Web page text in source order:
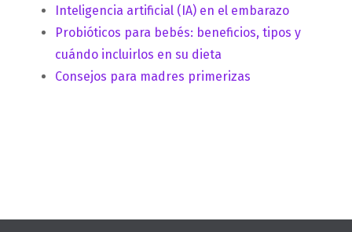
Inteligencia artificial (IA) en el embarazo
Probióticos para bebés: beneficios, tipos y
cuándo incluirlos en su dieta
Consejos para madres primerizas